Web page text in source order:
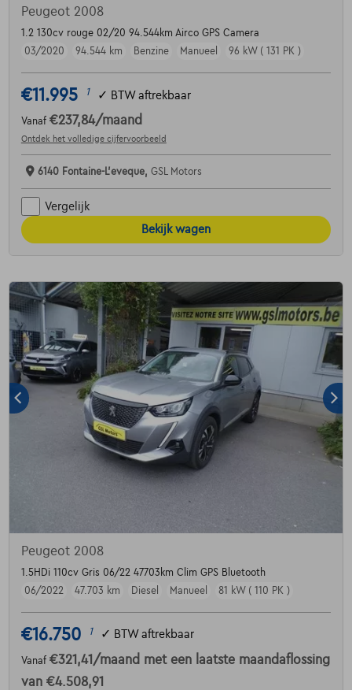
Peugeot 2008
1.2 130cv rouge 02/20 94.544km Airco GPS Camera
03/2020
94.544 km Benzine Manueel 96 kW ( 131 PK )
€11.995 1 ✓ BTW aftrekbaar
Vanaf €237,84/maand
Ontdek het volledige cijfervoorbeeld
6140 Fontaine-L'eveque, GSL Motors
Vergelijk
Bekijk wagen
Peugeot 2008
1.5HDi 110cv Gris 06/22 47703km Clim GPS Bluetooth
06/2022
47.703 km Diesel Manueel 81 kW ( 110 PK )
€16.750 1 ✓ BTW aftrekbaar
Vanaf €321,41 /maand met een laatste maandaflossing
van €4.508,91